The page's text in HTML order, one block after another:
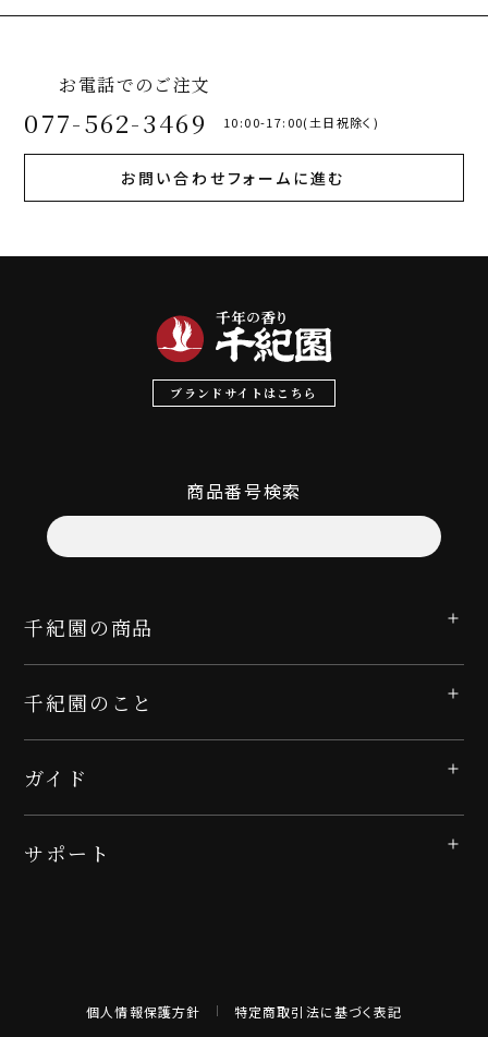
お電話でのご注文
077-562-3469 10:00-17:00(土日祝除く)
お問い合わせフォームに進む
ブランドサイトはこちら
商品番号検索
千紀園の商品
千紀園のこと
ガイド
サポート
個人情報保護方針 特定商取引法に基づく表記